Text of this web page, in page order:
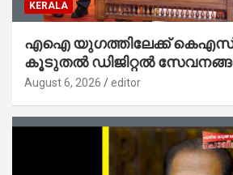
KERALA
എഐ യുഗത്തിലേക്ക്
കൂടുതൽ ഡിജിറ്റൽ
ജനങ്ങളിലേക്കെത്തിക്കും –
August 6, 2026 editor